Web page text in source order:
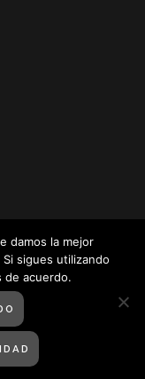
damos la mejor
sigues utilizando
de acuerdo.